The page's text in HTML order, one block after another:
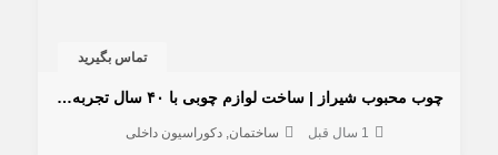
تماس بگیرید
چوب محبوب شیراز | ساخت لوازم چوبی با ۴۰ سال تجربه استادکار دهقانی
1 سال قبل ساختمان دکوراسیون داخلی